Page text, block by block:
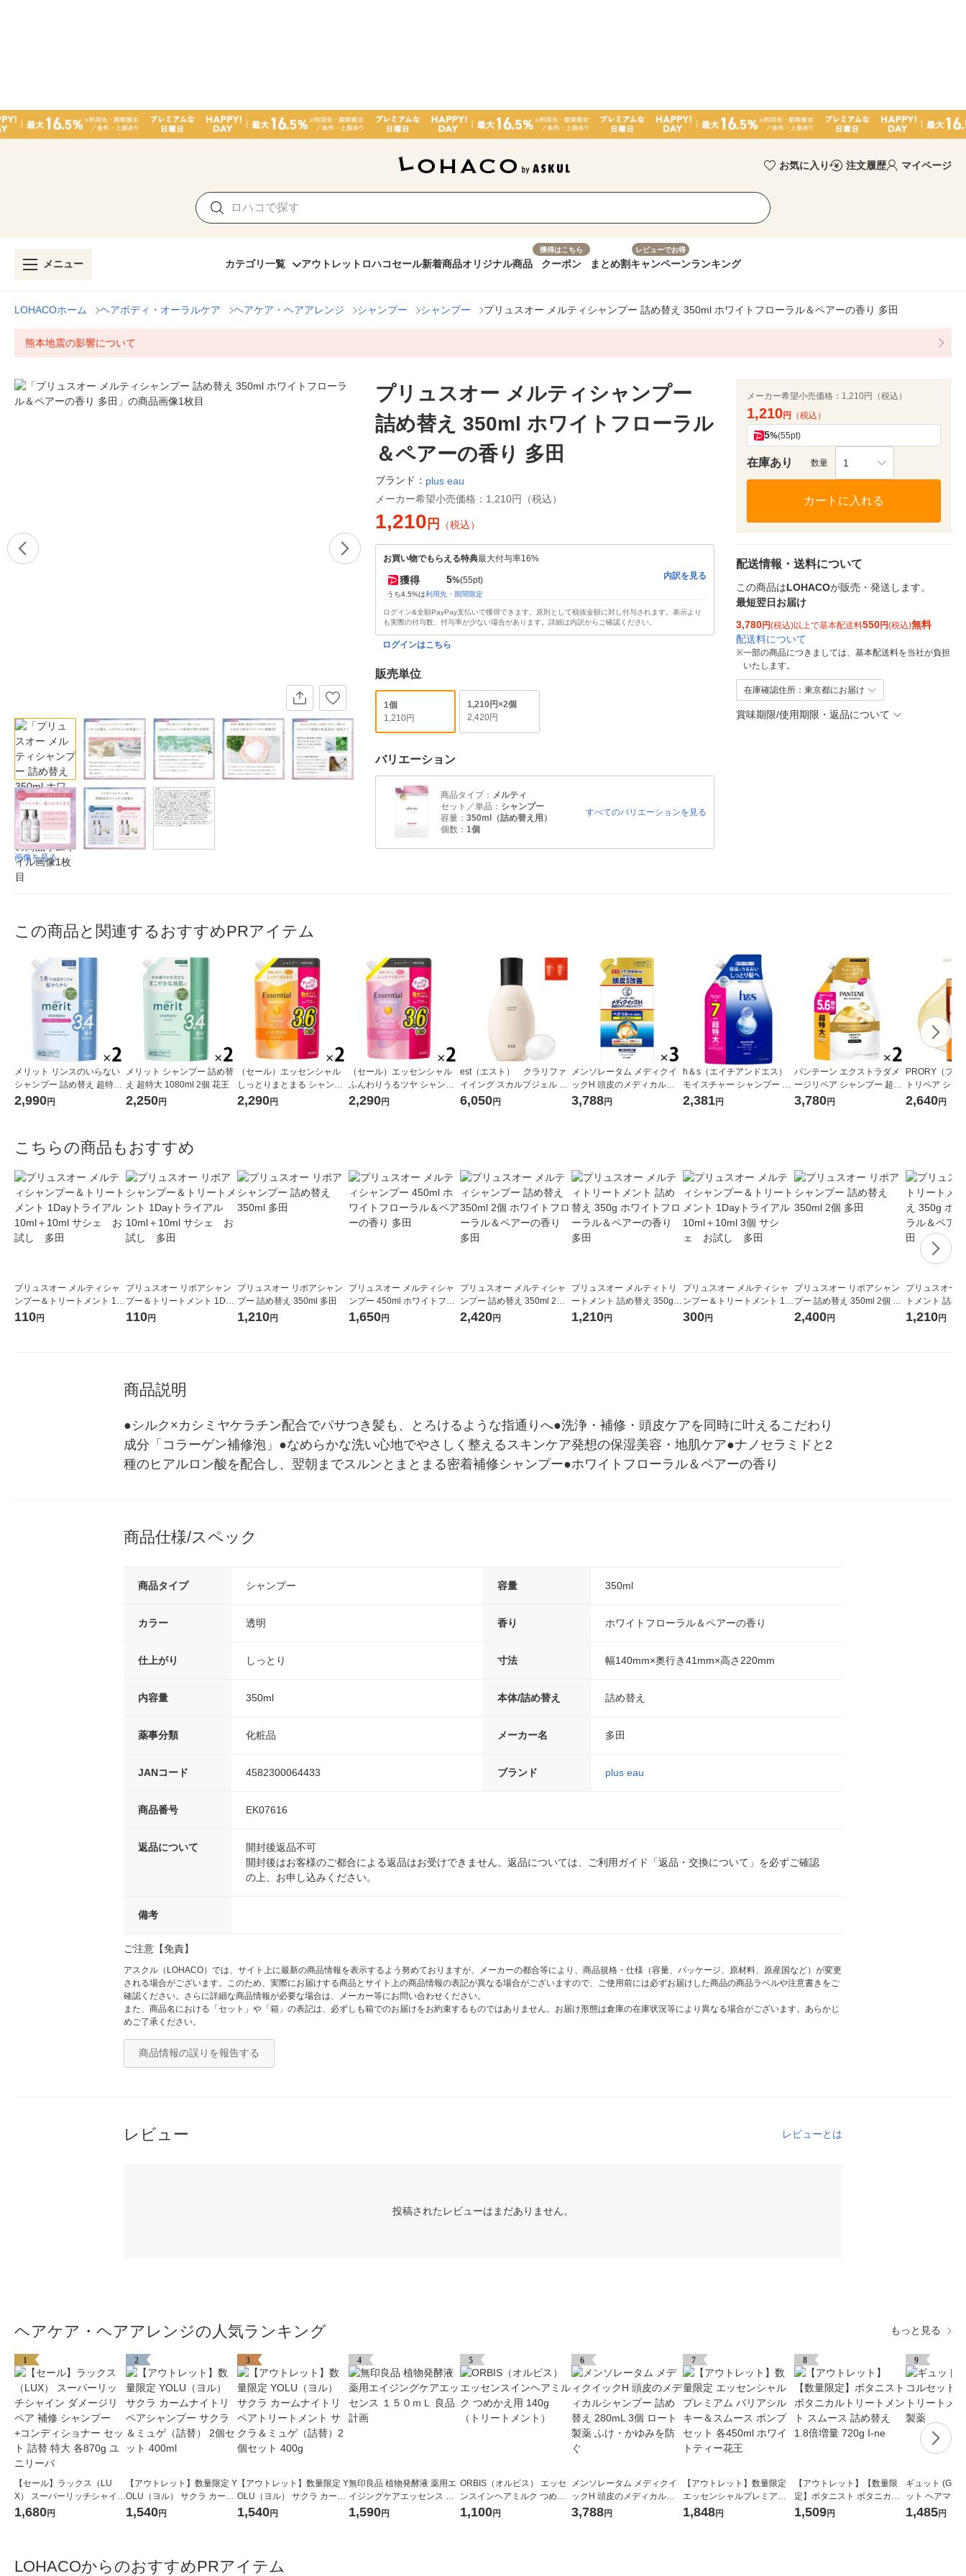
お気に入り 注文履歴 マイページ
メニュー カテゴリ一覧 アウトレット ロハコセール新着商品オリジナル商品
獲得はこちら
クーポン まとめ割
レビューでお得
キャンペーンランキング
LOHACOホーム ヘアボディ・オーラルケア ヘアケア・ヘアアレンジ シャンプー シャンプー プリュスオー メルティシャンプー 詰め替え 350ml ホワイトフローラル＆ペアーの香り 多田
熊本地震の影響について
画像を見る
プリュスオー メルティシャンプー
詰め替え 350ml ホワイトフローラル
＆ペアーの香り 多田
ブランド： plus eau
メーカー希望小売価格： 1,210円（税込）
1,210 円 （税込）
お買い物でもらえる特典最大付与率16%
獲得 5%(55pt)
うち4.5%は利用先・期間限定
内訳を見る
ログイン&全額PayPay支払いで獲得できます。原則として税抜金額に対し付与されます。表示より
も実際の付与数、付与率が少ない場合があります。詳細は内訳からご確認ください。
ログインはこちら
販売単位
1個
1,210円
1,210円×2個
2,420円
バリエーション
商品タイプ： メルティ
セット／単品： シャンプー
容量： 350ml（詰め替え用）
個数： 1個
すべてのバリエーションを見る
メーカー希望小売価格： 1,210円（税込）
1,210円 （税込）
5%(55pt)
在庫あり 数量 1
カートに入れる
配送情報・送料について
この商品はLOHACOが販売・発送します。
最短翌日お届け
3,780円(税込)以上で基本配送料550円(税込)無料
配送料について
※一部の商品につきましては、基本配送料を当社が負担
いたします。
在庫確認住所：東京都にお届け
賞味期限/使用期限・返品について
この商品と関連するおすすめPRアイテム
メリット リンスのいらない
シャンプー 詰め替え 超特大
1080ml 2個 花王
2,990円
メリット シャンプー 詰め替
え 超特大 1080ml 2個 花王
2,250円
（セール）エッセンシャル
しっとりまとまる シャンプ
ー 詰め替え 大容量 1080ml
2個 花王
2,290円
（セール）エッセンシャル
ふんわりうるツヤ シャンプ
ー 詰め替え 大容量 1080ml
2個 花王
2,290円
est（エスト） クラリファ
イイング スカルプジェル 25
0g おまけ付き
6,050円
メンソレータム メディクイ
ックH 頭皮のメディカルシ
ャンプー 詰め替え 280mL 3
個 ロート製薬 ふけ・かゆみ
3,788円
h＆s（エイチアンドエス）
モイスチャー シャンプー 詰
め替え 超特大 2.2Lサイズ P
＆G
2,381円
パンテーン エクストラダメ
ージリペア シャンプー 超特
大 詰め替え 1700ml 2個 P＆
3,780円
PRORY（プロ
トリペア シャ
（うねり ツ
2,640円
こちらの商品もおすすめ
プリュスオー メルティシャ
ンプー＆トリートメント 1D
ayトライアル 10ml＋10ml
110円
プリュスオー リポアシャン
プー＆トリートメント 1Day
トライアル 10ml＋10ml サ
110円
プリュスオー リポアシャン
プー 詰め替え 350ml 多田
1,210円
プリュスオー メルティシャ
ンプー 450ml ホワイトフロ
ーラル＆ペアーの香り 多田
1,650円
プリュスオー メルティシャ
ンプー 詰め替え 350ml 2個
ホワイトフローラル＆ペア
ーの香り 多田
2,420円
プリュスオー メルティトリ
ートメント 詰め替え 350g
ホワイトフローラル＆ペア
ーの香り 多田
1,210円
プリュスオー メルティシャ
ンプー＆トリートメント 1D
ayトライアル 10ml＋10ml 3
300円
プリュスオー リポアシャン
プー 詰め替え 350ml 2個 多
田
2,400円
プリュスオー
トメント 詰め
ワイトフロー
の香り 多田
1,210円
商品説明
●シルク×カシミヤケラチン配合でパサつき髪も、とろけるような指通りへ●洗浄・補修・頭皮ケアを同時に叶えるこだわり
成分「コラーゲン補修泡」●なめらかな洗い心地でやさしく整えるスキンケア発想の保湿美容・地肌ケア●ナノセラミドと2
種のヒアルロン酸を配合し、翌朝までスルンとまとまる密着補修シャンプー●ホワイトフローラル＆ペアーの香り
商品仕様/スペック
商品タイプ シャンプー 容量 350ml
カラー 透明 香り ホワイトフローラル＆ペアーの香り
仕上がり しっとり 寸法 幅140mm×奥行き41mm×高さ220mm
内容量 350ml 本体/詰め替え 詰め替え
薬事分類 化粧品 メーカー名 多田
JANコード 4582300064433 ブランド plus eau
商品番号 EK07616
返品について
開封後返品不可
開封後はお客様のご都合による返品はお受けできません。返品については、ご利用ガイド「返品・交換について」を必ずご確認
の上、お申し込みください。
備考
ご注意【免責】
アスクル（LOHACO）では、サイト上に最新の商品情報を表示するよう努めておりますが、メーカーの都合等により、商品規格・仕様（容量、パッケージ、原材料、原産国など）が変更
される場合がございます。このため、実際にお届けする商品とサイト上の商品情報の表記が異なる場合がございますので、ご使用前には必ずお届けした商品の商品ラベルや注意書きをご
確認ください。さらに詳細な商品情報が必要な場合は、メーカー等にお問い合わせください。
また、商品名における「セット」や「箱」の表記は、必ずしも箱でのお届けをお約束するものではありません。お届け形態は倉庫の在庫状況等により異なる場合がございます。あらかじ
めご了承ください。
商品情報の誤りを報告する
レビュー レビューとは
投稿されたレビューはまだありません。
ヘアケア・ヘアアレンジの人気ランキング もっと見る
1
【セール】ラックス（LU
X） スーパーリッチシャイン
ダメージリペア 補修 シャン
プー+コンディショナー セッ
1,680円
2
【アウトレット】数量限定 Y
OLU（ヨル） サクラ カーム
ナイトリペアシャンプー サ
クラ＆ミュゲ（詰替） 2個セ
1,540円
3
【アウトレット】数量限定 Y
OLU（ヨル） サクラ カーム
ナイトリペアトリートメン
ト サクラ＆ミュゲ（詰替）2
1,540円
4
無印良品 植物発酵液 薬用エ
イジングケアエッセンス １
５０ｍＬ 良品計画
1,590円
5
ORBIS（オルビス） エッセ
ンスインヘアミルク つめか
え用 140g （トリートメン
ト）
1,100円
6
メンソレータム メディクイ
ックH 頭皮のメディカルシ
ャンプー 詰め替え 280mL 3
個 ロート製薬 ふけ・かゆみ
3,788円
7
【アウトレット】数量限定
エッセンシャルプレミアム
バリアシルキー＆スムース
ポンプセット 各450ml ホワ
1,848円
8
【アウトレット】【数量限
定】ボタニスト ボタニカル
トリートメント スムース 詰
め替え 1.8倍増量 720g I-ne
1,509円
9
ギュット
ット ヘアマス
ント ロート
1,485円
LOHACOからのおすすめPRアイテム